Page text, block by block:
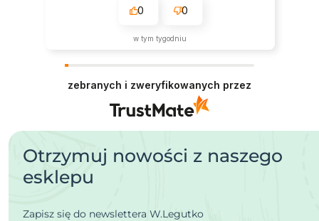
0 0
w tym tygodniu
zebranych i zweryfikowanych przez
Otrzymuj nowości z naszego
esklepu
Zapisz się do newslettera W.Legutko